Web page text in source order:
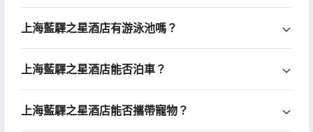
上海藍驛之星酒店有游泳池嗎？
上海藍驛之星酒店能否泊車？
上海藍驛之星酒店能否攜帶寵物？